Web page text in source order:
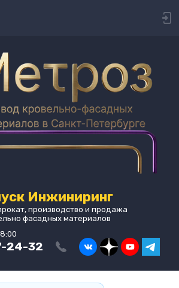
Инжиниринг
производство и продажа
фасадных материалов
24-32